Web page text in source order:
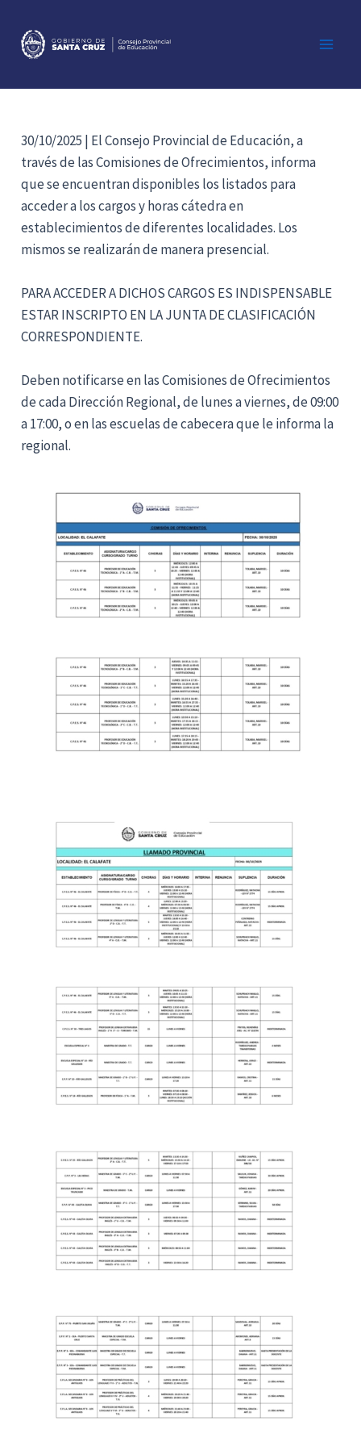
contenido
30/10/2025 | El Consejo Provincial de Educación, a
través de las Comisiones de Ofrecimientos, informa
que se encuentran disponibles los listados para
acceder a los cargos y horas cátedra en
establecimientos de diferentes localidades. Los
mismos se realizarán de manera presencial.
PARA ACCEDER A DICHOS CARGOS ES INDISPENSABLE
ESTAR INSCRIPTO EN LA JUNTA DE CLASIFICACIÓN
CORRESPONDIENTE.
Deben notificarse en las Comisiones de Ofrecimientos
de cada Dirección Regional, de lunes a viernes, de 09:00
a 17:00, o en las escuelas de cabecera que le informa la
regional.